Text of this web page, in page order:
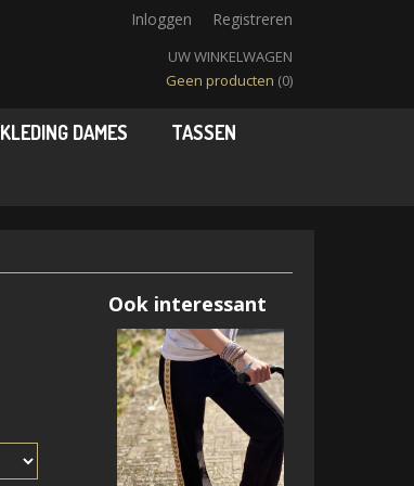
Inloggen Registreren
UW WINKELWAGEN
Geen producten (0)
KLEDING DAMES TASSEN
Ook interessant